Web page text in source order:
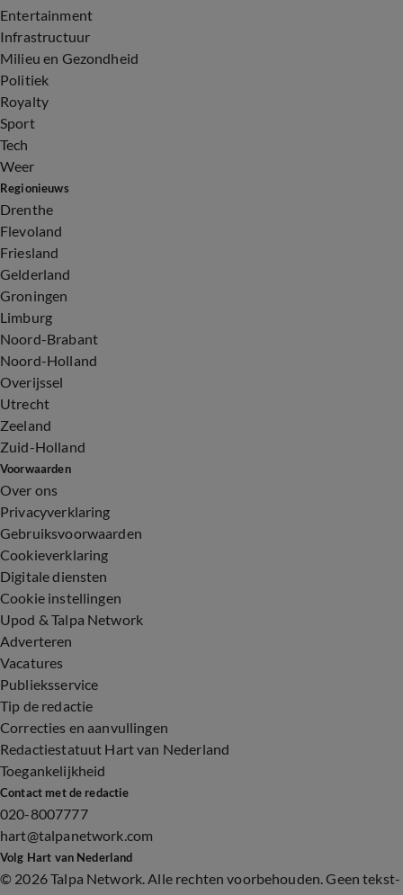
Entertainment
Infrastructuur
Milieu en Gezondheid
Politiek
Royalty
Sport
Tech
Weer
Regionieuws
Drenthe
Flevoland
Friesland
Gelderland
Groningen
Limburg
Noord-Brabant
Noord-Holland
Overijssel
Utrecht
Zeeland
Zuid-Holland
Voorwaarden
Over ons
Privacyverklaring
Gebruiksvoorwaarden
Cookieverklaring
Digitale diensten
Cookie instellingen
Upod & Talpa Network
Adverteren
Vacatures
Publieksservice
Tip de redactie
Correcties en aanvullingen
Redactiestatuut Hart van Nederland
Toegankelijkheid
Contact met de redactie
020-8007777
hart@talpanetwork.com
Volg Hart van Nederland
© 2026 Talpa Network. Alle rechten voorbehouden. Geen tekst-